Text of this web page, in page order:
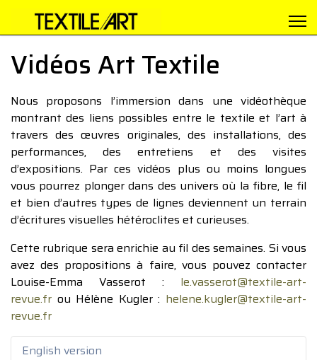
Vidéos Art Textile
Nous proposons l’immersion dans une vidéothèque
montrant des liens possibles entre le textile et l’art à
travers des œuvres originales, des installations, des
performances, des entretiens et des visites
d’expositions. Par ces vidéos plus ou moins longues
vous pourrez plonger dans des univers où la fibre, le fil
et bien d’autres types de lignes deviennent un terrain
d’écritures visuelles hétéroclites et curieuses.
Cette rubrique sera enrichie au fil des semaines. Si vous
avez des propositions à faire, vous pouvez contacter
Louise-Emma Vasserot : le.vasserot@textile-art-
revue.fr ou Hélène Kugler : helene.kugler@textile-art-
revue.fr
English version